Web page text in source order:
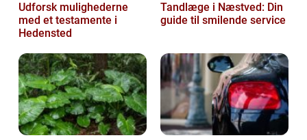
Udforsk mulighederne
med et testamente i
Hedensted
Tandlæge i Næstved: Din
guide til smilende service